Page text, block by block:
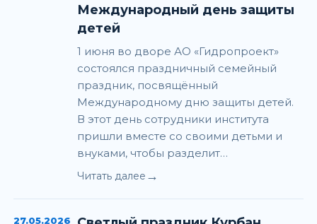
Международный день защиты
детей
1 июня во дворе АО «Гидропроект»
состоялся праздничный семейный
праздник, посвящённый
Международному дню защиты детей.
В этот день сотрудники института
пришли вместе со своими детьми и
внуками, чтобы разделит…
Читать далее →
27.05.2026